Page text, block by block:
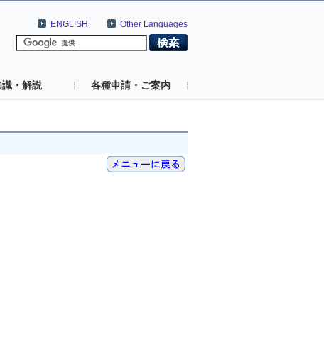
Other Languages
ENGLISH
識・解説 各種申請・ご案内